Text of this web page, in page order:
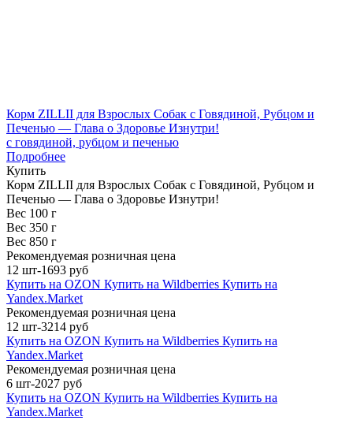
Корм ZILLII для Взрослых Собак с Говядиной, Рубцом и
Печенью — Глава о Здоровье Изнутри!
с говядиной, рубцом и печенью
Подробнее
Купить
Корм ZILLII для Взрослых Собак с Говядиной, Рубцом и
Печенью — Глава о Здоровье Изнутри!
Вес 100 г
Вес 350 г
Вес 850 г
Рекомендуемая розничная цена
12 шт-1693 руб
Купить на OZON Купить на Wildberries Купить на
Yandex.Market
Рекомендуемая розничная цена
12 шт-3214 руб
Купить на OZON Купить на Wildberries Купить на
Yandex.Market
Рекомендуемая розничная цена
6 шт-2027 руб
Купить на OZON Купить на Wildberries Купить на
Yandex.Market